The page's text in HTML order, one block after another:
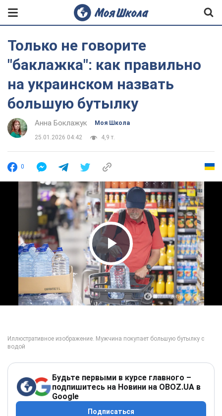
Только не говорите
"баклажка": как правильно
на украинском назвать
большую бутылку
Анна Боклажук Моя Школа
25.01.2026 04:42 4,9 т.
0
Play Video
Будьте первыми в курсе главного –
подпишитесь на Новини на OBOZ.UA в
Google
Подписаться